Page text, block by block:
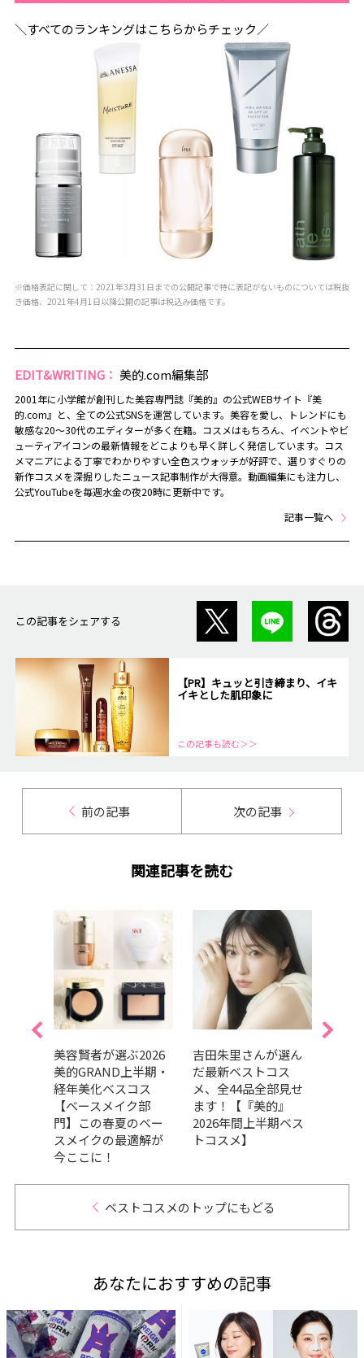
＼すべてのランキングはこちらからチェック／
※価格表記に関して：2021年3月31日までの公開記事で特に表記がないものについては税抜
き価格、2021年4月1日以降公開の記事は税込み価格です。
EDIT&WRITING： 美的.com編集部
2001年に小学館が創刊した美容専門誌『美的』の公式WEBサイト『美
的.com』と、全ての公式SNSを運営しています。美容を愛し、トレンドにも
敏感な20～30代のエディターが多く在籍。コスメはもちろん、イベントやビ
ューティアイコンの最新情報をどこよりも早く詳しく発信しています。コス
メマニアによる丁寧でわかりやすい全色スウォッチが好評で、選りすぐりの
新作コスメを深掘りしたニュース記事制作が大得意。動画編集にも注力し、
公式YouTubeを毎週水金の夜20時に更新中です。
記事一覧へ
この記事をシェアする
【PR】キュッと引き締まり、イキ
イキとした肌印象に
この記事も読む＞＞
前の記事 次の記事
関連記事を読む
美容賢者が選ぶ2026
美的GRAND上半期・
経年美化ベスコス
【ベースメイク部
門】この春夏のベー
スメイクの最適解が
今ここに！
吉田朱里さんが選ん
だ最新ベストコス
メ、全44品全部見せ
ます！【『美的』
2026年間上半期ベス
トコスメ】
ベストコスメのトップにもどる
あなたにおすすめの記事